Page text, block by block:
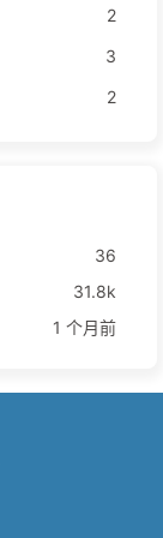
2
3
2
36
31.8k
1 个月前